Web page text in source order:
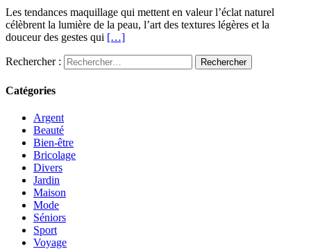
Les tendances maquillage qui mettent en valeur l’éclat naturel
célèbrent la lumière de la peau, l’art des textures légères et la
douceur des gestes qui […]
Rechercher :
Catégories
Argent
Beauté
Bien-être
Bricolage
Divers
Jardin
Maison
Mode
Séniors
Sport
Voyage